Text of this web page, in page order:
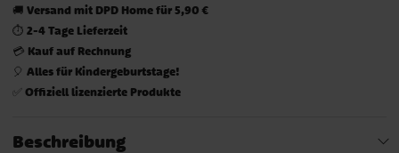
🚚 Versand mit DPD Home für 5,90 €
⏱️ 2-4 Tage Lieferzeit
💳 Kauf auf Rechnung
🎈 Alles für Kindergeburtstage!
✅ Offiziell lizenzierte Produkte
Beschreibung